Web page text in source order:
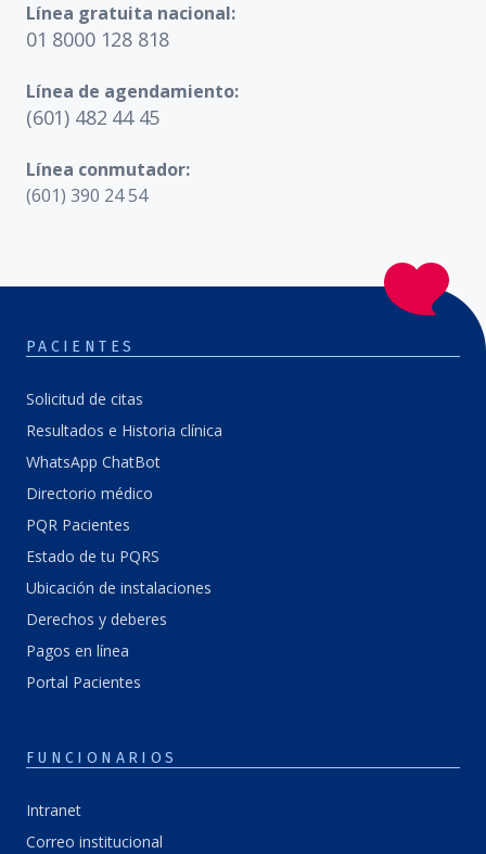
Línea gratuita nacional:
01 8000 128 818
Línea de agendamiento:
(601) 482 44 45
Línea conmutador:
(601) 390 24 54
PACIENTES
Solicitud de citas
Resultados e Historia clínica
WhatsApp ChatBot
Directorio médico
PQR Pacientes
Estado de tu PQRS
Ubicación de instalaciones
Derechos y deberes
Pagos en línea
Portal Pacientes
FUNCIONARIOS
Intranet
Correo institucional